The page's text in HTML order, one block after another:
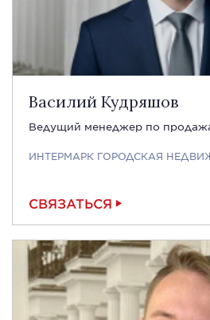
Василий Кудряшов
Ведущий менеджер по
ИНТЕРМАРК ГОРОДСКАЯ
СВЯЗАТЬСЯ